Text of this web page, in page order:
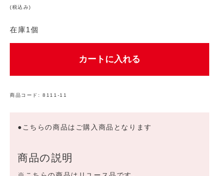
(税込み)
在庫1個
カートに入れる
商品コード:8111-11
●こちらの商品はご購入商品となります
商品の説明